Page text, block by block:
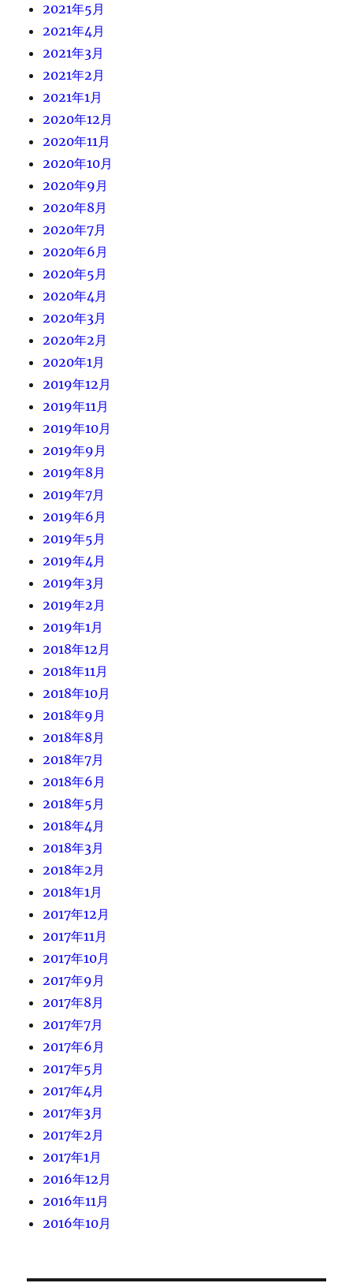
2021年5月
2021年4月
2021年3月
2021年2月
2021年1月
2020年12月
2020年11月
2020年10月
2020年9月
2020年8月
2020年7月
2020年6月
2020年5月
2020年4月
2020年3月
2020年2月
2020年1月
2019年12月
2019年11月
2019年10月
2019年9月
2019年8月
2019年7月
2019年6月
2019年5月
2019年4月
2019年3月
2019年2月
2019年1月
2018年12月
2018年11月
2018年10月
2018年9月
2018年8月
2018年7月
2018年6月
2018年5月
2018年4月
2018年3月
2018年2月
2018年1月
2017年12月
2017年11月
2017年10月
2017年9月
2017年8月
2017年7月
2017年6月
2017年5月
2017年4月
2017年3月
2017年2月
2017年1月
2016年12月
2016年11月
2016年10月